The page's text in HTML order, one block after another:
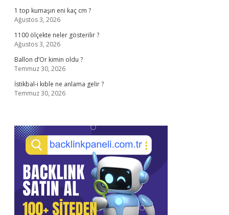
1 top kumaşın eni kaç cm ?
Ağustos 3, 2026
1100 ölçekte neler gösterilir ?
Ağustos 3, 2026
Ballon d’Or kimin oldu ?
Temmuz 30, 2026
İstikbal-i kıble ne anlama gelir ?
Temmuz 30, 2026